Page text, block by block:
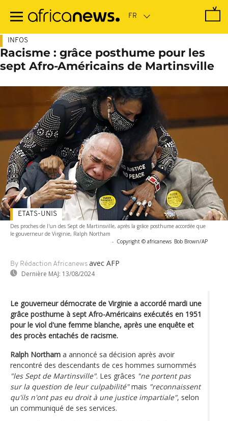
contenu
INFOS
Racisme : grâce posthume pour les
sept Afro-Américains de Martinsville
Des proches de l'un des Sept de Martinsville, après la grâce posthume accordée que
le gouverneur de Virginie, Ralph Northam
- Copyright © africanews Bob Brown/AP
By Rédaction Africanews avec AFP
Dernière MAJ: 13/08/2024
ETATS-UNIS
Le gouverneur démocrate de Virginie a accordé mardi une
grâce posthume à sept Afro-Américains exécutés en 1951
pour le viol d'une femme blanche, après une enquête et
des procès entachés de racisme.
Ralph Northam a annoncé sa décision après avoir
rencontré des descendants de ces hommes surnommés
"les Sept de Martinsville". Les grâces "ne portent pas
sur la question de leur culpabilité"mais "reconnaissent
qu'ils n'ont pas eu droit à une justice impartiale", selon
un communiqué de ses services.